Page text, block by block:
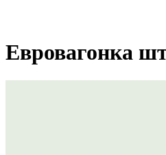
Евровагонка